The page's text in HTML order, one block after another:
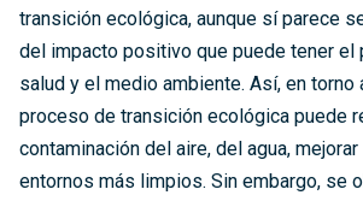
transición ecológica, aunque sí parece
del impacto positivo que puede tener el
salud y el medio ambiente. Así, en torno
proceso de transición ecológica puede
contaminación del aire, del agua,
entornos más limpios. Sin embargo, se